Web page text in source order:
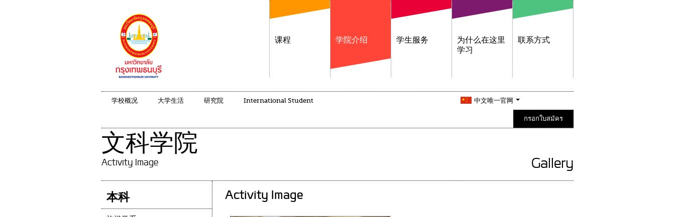
课程 学院介绍 学生服务
为什么在这里
学习
联系方式
学校概况 大学生活 研究院 International Student 中文唯一官网
กรอกใบสมัคร
文科学院
Activity Image Gallery
Activity Image
本科